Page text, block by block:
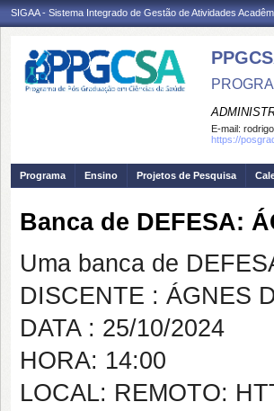
SIGAA - Sistema Integrado de Gestão de Atividades
E-mail:
https://
Programa Ensino Projetos de Pesquisa
Banca de DEFESA:
Uma banca de
DISCENTE : ÁGNES
DATA : 25/10/2024
HORA: 14:00
LOCAL: REMOTO: